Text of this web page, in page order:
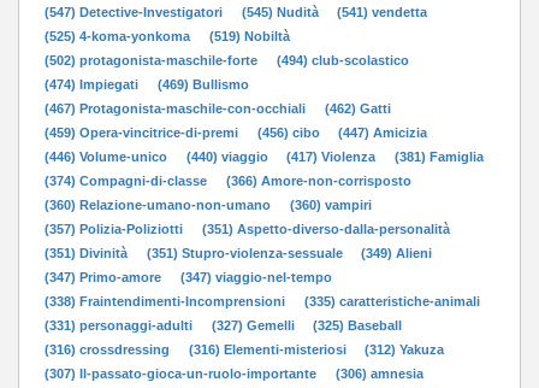
(547) Detective-Investigatori
(545) Nudità
(541) vendetta
(525) 4-koma-yonkoma
(519) Nobiltà
(502) protagonista-maschile-forte
(494) club-scolastico
(474) Impiegati
(469) Bullismo
(467) Protagonista-maschile-con-occhiali
(462) Gatti
(459) Opera-vincitrice-di-premi
(456) cibo
(447) Amicizia
(446) Volume-unico
(440) viaggio (417) Violenza
(381) Famiglia
(374) Compagni-di-classe
(366) Amore-non-corrisposto
(360) Relazione-umano-non-umano
(360) vampiri
(357) Polizia-Poliziotti
(351) Aspetto-diverso-dalla-personalità
(351) Divinità
(351) Stupro-violenza-sessuale
(349) Alieni
(347) Primo-amore
(347) viaggio-nel-tempo
(338) Fraintendimenti-Incomprensioni
(335) caratteristiche-animali
(331) personaggi-adulti
(327) Gemelli
(325) Baseball
(316) crossdressing
(316) Elementi-misteriosi
(312) Yakuza
(307) Il-passato-gioca-un-ruolo-importante
(306) amnesia